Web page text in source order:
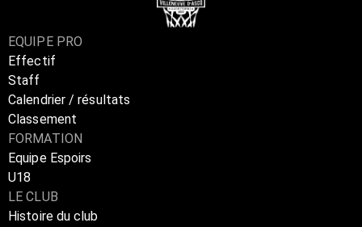
EQUIPE PRO
Effectif
Staff
Calendrier / résultats
Classement
FORMATION
Equipe Espoirs
U18
LE CLUB
Histoire du club